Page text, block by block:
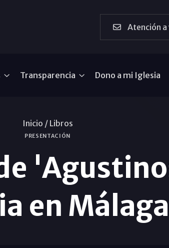
Atención a
Transparencia Dono a mi Iglesia
Inicio / Libros
PRESENTACIÓN
en